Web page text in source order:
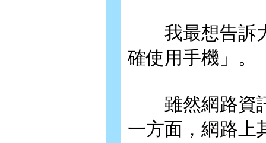
我最想告訴大
確使用手機」。
雖然網路資訊
一方面，網路上